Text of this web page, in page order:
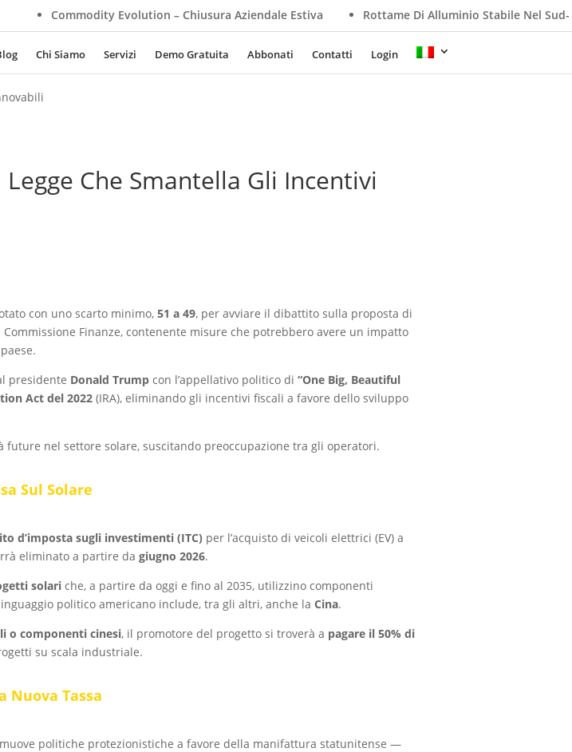
Evolution – Chiusura Aziendale Estiva Rottame Di Alluminio Stabile Nel Sud-Est Asiatico,
Chi Siamo Servizi Demo Gratuita Abbonati Contatti Login
Che Smantella Gli Incentivi
con uno scarto minimo,51 a 49, per avviare il dibattito sulla proposta di
Finanze, contenente misure che potrebbero avere un impatto
presidente Donald Trump con l’appellativo politico di“One Big, Beautiful
Act del 2022 (IRA), eliminando gli incentivi fiscali a favore dello sviluppo
future nel settore solare, suscitando preoccupazione tra gli operatori.
Sul Solare
d’imposta sugli investimenti (ITC) per l’acquisto di veicoli elettrici (EV) a
eliminato a partire dagiugno 2026.
solari che, a partire da oggi e fino al 2035, utilizzino componenti
politico americano include, tra gli altri, anche laCina.
o componenti cinesi, il promotore del progetto si troverà a pagare il 50% di
su scala industriale.
Nuova Tassa
politiche protezionistiche a favore della manifattura statunitense —